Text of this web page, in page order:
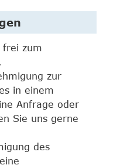
frei zum
zur
in einem
Anfrage oder
Sie uns gerne
des